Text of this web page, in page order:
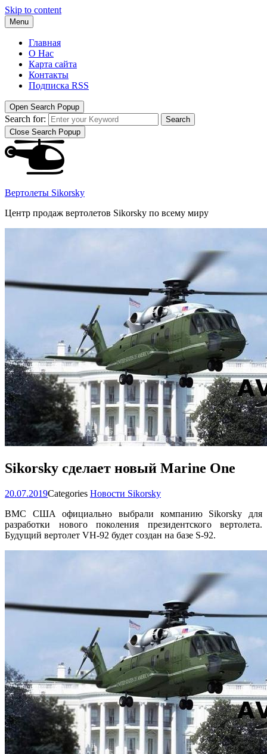
Skip to content
Menu
Главная
О Нас
Карта сайта
Контакты
Подписка RSS
Open Search Popup
Search for:
Search
Close Search Popup
Вертолеты Sikorsky
Центр продаж вертолетов Sikorsky по всему миру
Sikorsky сделает новый Marine One
20.07.2019Categories Новости Sikorsky
ВМС США официально выбрали компанию Sikorsky для
разработки нового поколения президентского вертолета.
Будущий вертолет VH-92 будет создан на базе S-92.